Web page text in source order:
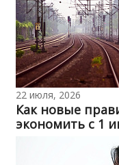
22 июля, 2026
Как новые
экономить с 1